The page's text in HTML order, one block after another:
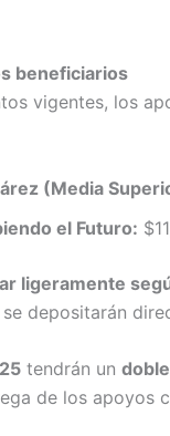
beneficiarios
vigentes, los
(Media
el Futuro:
ligeramente
depositarán
tendrán un
de los apoyos